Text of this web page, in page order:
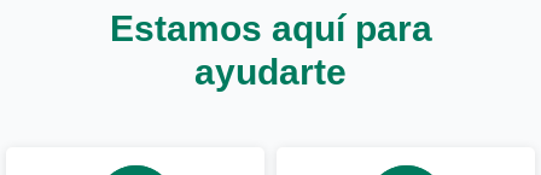
Estamos aquí para
ayudarte